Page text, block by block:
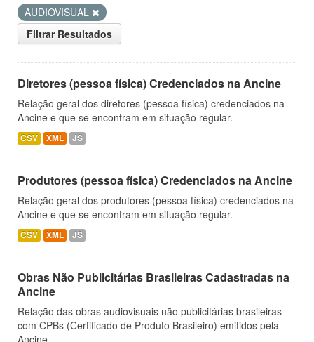
AUDIOVISUAL
Filtrar Resultados
Diretores (pessoa física) Credenciados na Ancine
Relação geral dos diretores (pessoa física) credenciados na
Ancine e que se encontram em situação regular.
CSV XML JS
Produtores (pessoa física) Credenciados na Ancine
Relação geral dos produtores (pessoa física) credenciados na
Ancine e que se encontram em situação regular.
CSV XML JS
Obras Não Publicitárias Brasileiras Cadastradas na
Ancine
Relação das obras audiovisuais não publicitárias brasileiras
com CPBs (Certificado de Produto Brasileiro) emitidos pela
Ancine.